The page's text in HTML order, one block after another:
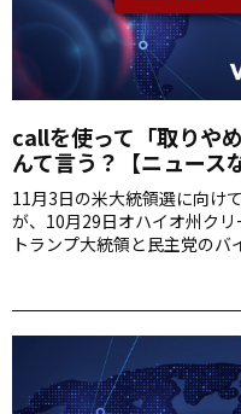
callを使って「取りや
んて言う？【ニュース
11月3日の米大統領選に向け
が、10月29日オハイオ州ク
トランプ大統領と民主党の
回は、ますます目が離せな
ついて詳しくご紹介します。